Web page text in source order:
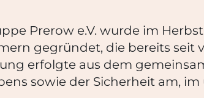
Prerow e.V. wurde im
gegründet, die bereits seit
erfolgte aus dem
sowie der Sicherheit am, im